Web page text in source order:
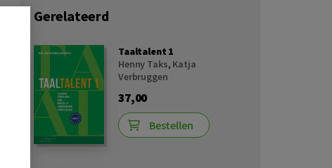
Gerelateerd
Taaltalent 1
Henny Taks, Katja
Verbruggen
37,00
Bestellen